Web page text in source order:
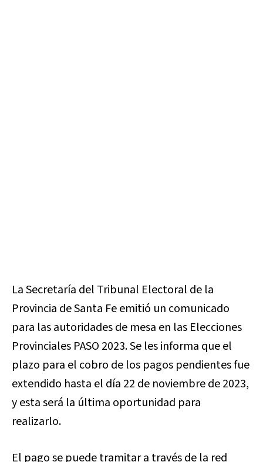
La Secretaría del Tribunal Electoral de la
Provincia de Santa Fe emitió un comunicado
para las autoridades de mesa en las Elecciones
Provinciales PASO 2023. Se les informa que el
plazo para el cobro de los pagos pendientes fue
extendido hasta el día 22 de noviembre de 2023,
y esta será la última oportunidad para
realizarlo.
El pago se puede tramitar a través de la red